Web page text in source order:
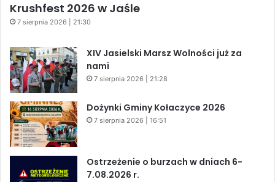
Krushfest 2026 w Jaśle
7 sierpnia 2026 | 21:30
XIV Jasielski Marsz Wolności już za
nami
7 sierpnia 2026 | 21:28
Dożynki Gminy Kołaczyce 2026
7 sierpnia 2026 | 16:51
Ostrzeżenie o burzach w dniach 6-
7.08.2026 r.